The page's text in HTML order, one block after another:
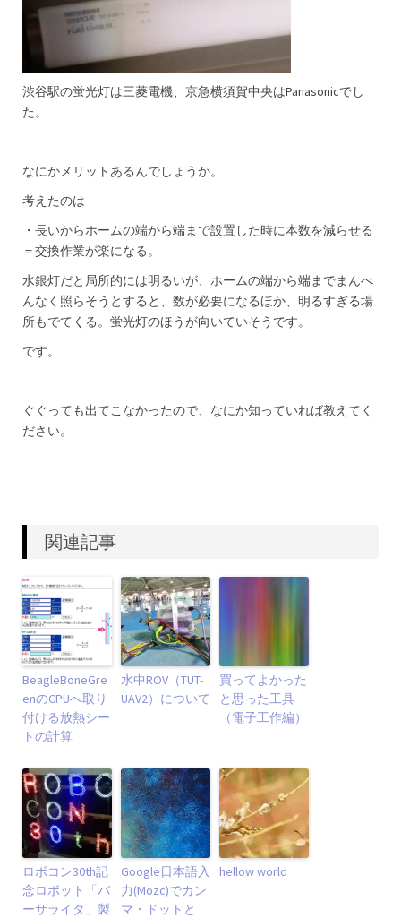
渋谷駅の蛍光灯は三菱電機、京急横須賀中央はPanasonicでし
た。
なにかメリットあるんでしょうか。
考えたのは
・長いからホームの端から端まで設置した時に本数を減らせる
＝交換作業が楽になる。
水銀灯だと局所的には明るいが、ホームの端から端までまんべ
んなく照らそうとすると、数が必要になるほか、明るすぎる場
所もでてくる。蛍光灯のほうが向いていそうです。
です。
ぐぐっても出てこなかったので、なにか知っていれば教えてく
ださい。
関連記事
BeagleBoneGre
enのCPUへ取り
付ける放熱シー
トの計算
水中ROV（TUT-
UAV2）について
買ってよかった
と思った工具
（電子工作編）
ロボコン30th記
念ロボット「バ
ーサライタ」製
Google日本語入
力(Mozc)でカン
マ・ドットと
hellow world